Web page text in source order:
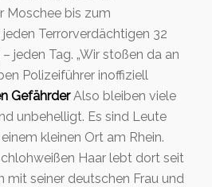
Moschee bis zum
Terrorverdächtigen 32
jeden Tag. „Wir stoßen da an
Polizeiführer inoffiziell
GefährderAlso bleiben viele
unbehelligt. Es sind Leute
kleinen Ort am Rhein.
Haar lebt dort seit
mit seiner deutschen Frau und